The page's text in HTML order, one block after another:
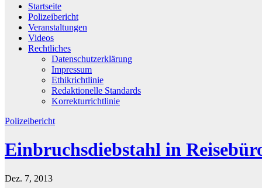
Startseite
Polizeibericht
Veranstaltungen
Videos
Rechtliches
Datenschutzerklärung
Impressum
Ethikrichtlinie
Redaktionelle Standards
Korrekturrichtlinie
Polizeibericht
Einbruchsdiebstahl in
Dez. 7, 2013